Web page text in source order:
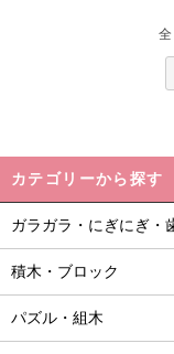
全
カテゴリーから探す
ガラガラ・にぎにぎ・
積木・ブロック
パズル・組木